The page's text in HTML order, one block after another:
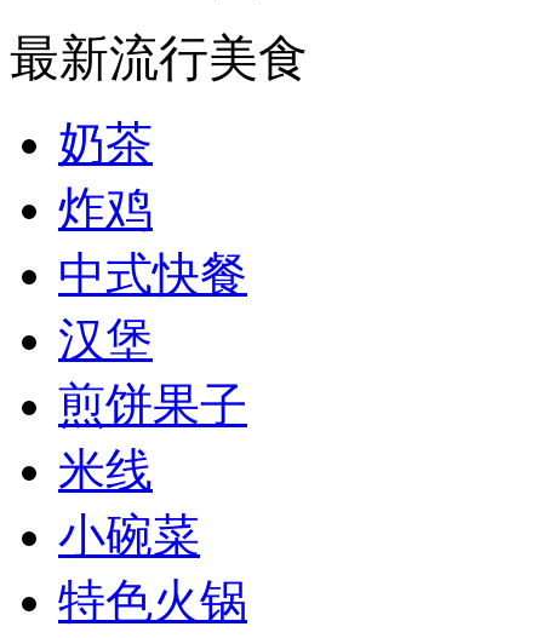
最新流行美食
奶茶
炸鸡
中式快餐
汉堡
煎饼果子
米线
小碗菜
特色火锅